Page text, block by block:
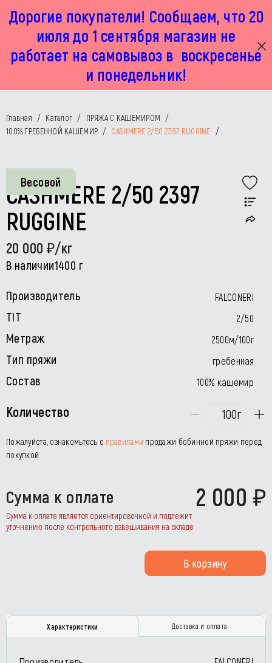
Дорогие покупатели! Сообщаем, что 20
июля до 1 сентября магазин не
работает на самовывоз в воскресенье
и понедельник!
г. Москва, Маленковская 32 стр 2А
пн-пт с 11:00 до 19:00, сб с 11:00 до 17:00
+7 925 449 67 92
Главная / Каталог / ПРЯЖА С КАШЕМИРОМ /
100% ГРЕБЕННОЙ КАШЕМИР / CASHMERE 2/50 2397 RUGGINE /
Весовой
CASHMERE 2/50 2397
RUGGINE
20 000 /кг
В наличии1400 г
Производитель FALCONERI
TIT 2/50
Метраж 2500м/100г
Тип пряжи гребенная
Состав 100% кашемир
Количество г
Пожалуйста, ознакомьтесь с правилами продажи бобинной пряжи перед
покупкой.
Сумма к оплате 2 000
Сумма к оплате является ориентировочной и подлежит
уточнению после контрольного взвешивания на складе
В корзину
Характеристики Доставка и оплата